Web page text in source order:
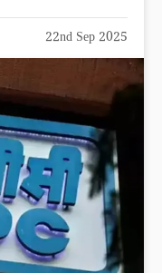
22nd Sep 2025